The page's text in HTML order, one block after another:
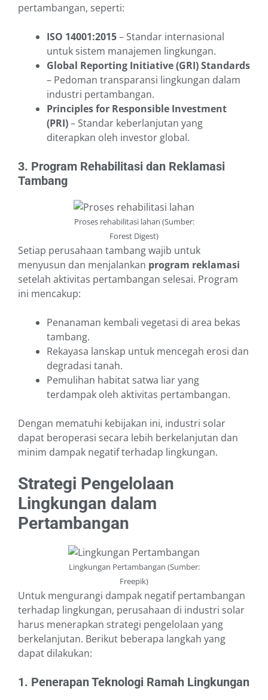
pertambangan, seperti:
ISO 14001:2015– Standar internasional
untuk sistem manajemen lingkungan.
Global Reporting Initiative (GRI) Standards
– Pedoman transparansi lingkungan dalam
industri pertambangan.
Principles for Responsible Investment
(PRI)– Standar keberlanjutan yang
diterapkan oleh investor global.
3. Program Rehabilitasi dan Reklamasi
Tambang
Proses rehabilitasi lahan (Sumber:
Forest Digest)
Setiap perusahaan tambang wajib untuk
menyusun dan menjalankan program reklamasi
setelah aktivitas pertambangan selesai. Program
ini mencakup:
Penanaman kembali vegetasi di area bekas
tambang.
Rekayasa lanskap untuk mencegah erosi dan
degradasi tanah.
Pemulihan habitat satwa liar yang
terdampak oleh aktivitas pertambangan.
Dengan mematuhi kebijakan ini, industri solar
dapat beroperasi secara lebih berkelanjutan dan
minim dampak negatif terhadap lingkungan.
Strategi Pengelolaan
Lingkungan dalam
Pertambangan
Lingkungan Pertambangan (Sumber:
Freepik)
Untuk mengurangi dampak negatif pertambangan
terhadap lingkungan, perusahaan di industri solar
harus menerapkan strategi pengelolaan yang
berkelanjutan. Berikut beberapa langkah yang
dapat dilakukan:
1. Penerapan Teknologi Ramah Lingkungan